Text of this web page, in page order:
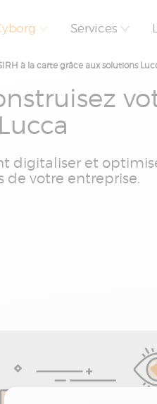
Services
à la carte grâce aux solutions
digitaliser et
de votre entreprise.